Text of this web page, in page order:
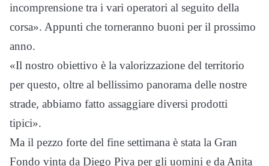
incomprensione tra i vari operatori al seguito della
corsa». Appunti che torneranno buoni per il prossimo
anno.
«Il nostro obiettivo è la valorizzazione del territorio
per questo, oltre al bellissimo panorama delle nostre
strade, abbiamo fatto assaggiare diversi prodotti
tipici».
Ma il pezzo forte del fine settimana è stata la Gran
Fondo vinta da Diego Piva per gli uomini e da Anita